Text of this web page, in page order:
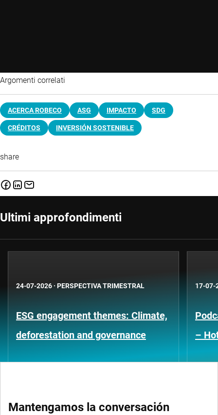
Argomenti correlati
ACERCA ROBECO ASG IMPACTO SDG
CRÉDITOS INVERSIÓN SOSTENIBLE
share
Ultimi approfondimenti
24-07-2026 · PERSPECTIVA TRIMESTRAL
ESG engagement themes: Climate,
deforestation and governance
17-07-
–
Mantengamos la conversación